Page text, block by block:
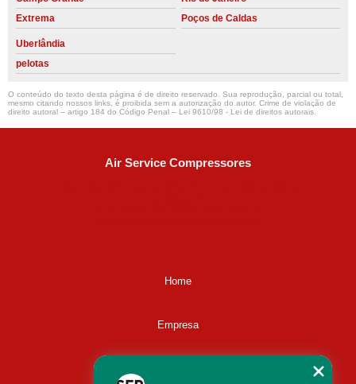
Extrema
Poços de Caldas
Uberlândia
pelotas
O conteúdo do texto desta página é de direito reservado. Sua reprodução, parcial ou total,
mesmo citando nossos links, é proibida sem a autorização do autor. Crime de violação de
direito autoral – artigo 184 do Código Penal – Lei 9610/98 - Lei de direitos autorais.
Air Service Compressores
Home
Empresa